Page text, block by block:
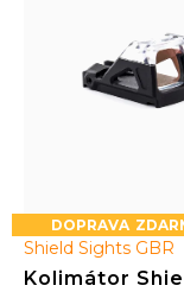
Shield Sights GBR
Kolimátor